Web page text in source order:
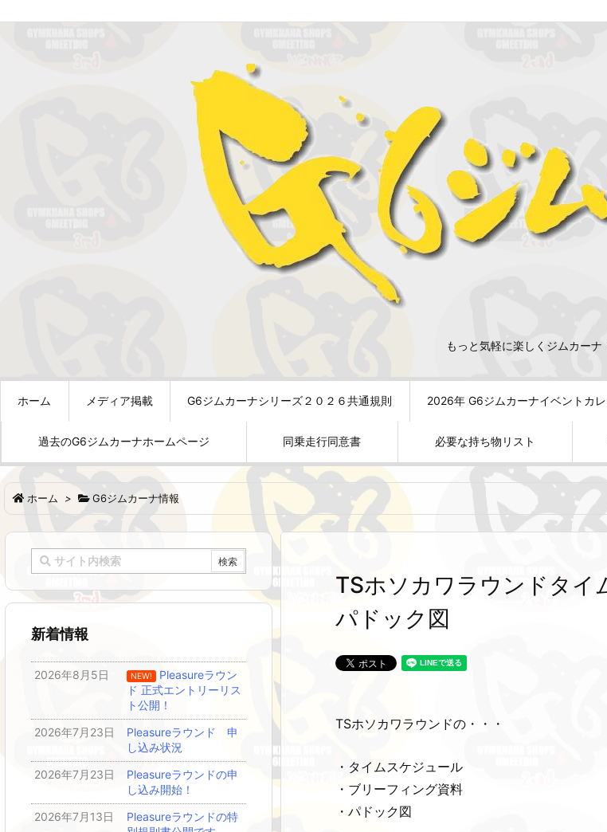
もっと気軽に楽しくジムカーナ
ホーム メディア掲載 G6ジムカーナシリーズ２０２６共通規則 2026年 G6ジムカーナイベントカ
過去のG6ジムカーナホームページ 同乗走行同意書 必要な持ち物リスト
ホーム > G6ジムカーナ情報
TSホソカワラウンドタイ
パドック図
TSホソカワラウンドの・・・
・タイムスケジュール
・ブリーフィング資料
・パドック図
新着情報
2026年8月5日 NEW! Pleasureラウン
ド 正式エントリーリス
ト公開！
2026年7月23日
Pleasureラウンド 申
し込み状況
2026年7月23日
Pleasureラウンドの申
し込み開始！
2026年7月13日
Pleasureラウンドの特